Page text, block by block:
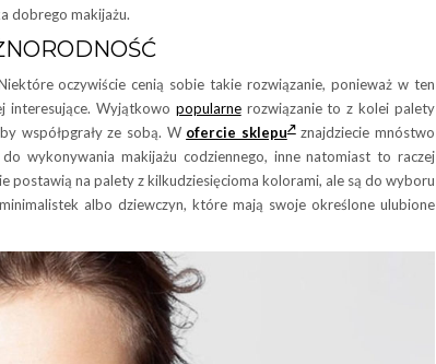
dobrego makijażu.
oczywiście cenią sobie takie rozwiązanie, ponieważ w ten
interesujące. Wyjątkowo popularnerozwiązanie to z kolei palety
współpgrały ze sobą. W ofercie sklepu znajdziecie mnóstwo
wykonywania makijażu codziennego, inne natomiast to raczej
postawią na palety z kilkudziesięcioma kolorami, ale są do wyboru
albo dziewczyn, które mają swoje określone ulubione